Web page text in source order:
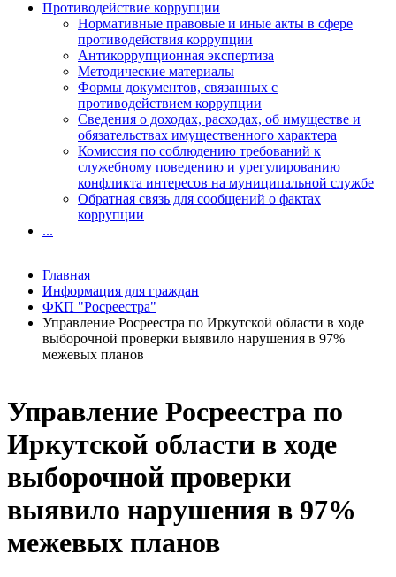
Управление Росреестра по
Иркутской области в ходе
выборочной проверки
выявило нарушения в 97%
межевых планов
Противодействие коррупции
Нормативные правовые и иные акты в сфере
противодействия коррупции
Антикоррупционная экспертиза
Методические материалы
Формы документов, связанных с
противодействием коррупции
Сведения о доходах, расходах, об имуществе и
обязательствах имущественного характера
Комиссия по соблюдению требований к
служебному поведению и урегулированию
конфликта интересов на муниципальной службе
Обратная связь для сообщений о фактах
коррупции
...
Главная
Информация для граждан
ФКП "Росреестра"
Управление Росреестра по Иркутской области в ходе
выборочной проверки выявило нарушения в 97%
межевых планов